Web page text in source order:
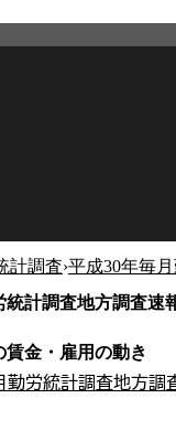
計調査›平成30年毎
計調査地方調査速
金・雇用の動き
労統計調査地方調